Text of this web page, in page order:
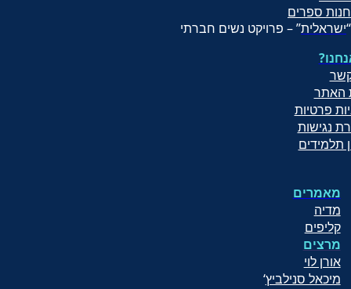
חנות ספרים
“ישראלית” – פרויקט נשים חברתי
האתר
פרטיות
נגישות
תלמידים
מאמרים
מדיה
קליפים
מרצים
אורן לוי
מיכאל סנילביץ‘